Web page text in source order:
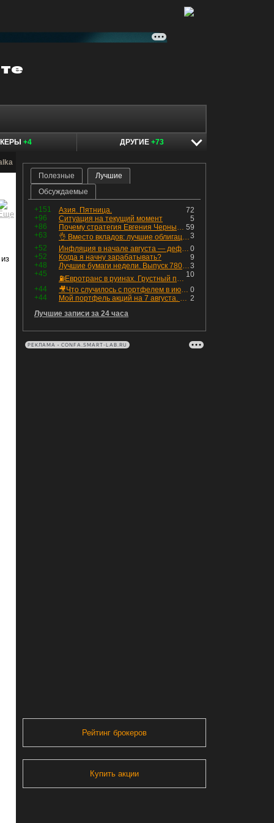
+4 ДРУГИЕ +73
Полезные
Лучшие
Обсуждаемые
+151 72
Азия. Пятница.
+96
5
Ситуация на текущий момент
+86
59
Почему стратегия Евгения Черных приведет вас к убыткам в 2026 году
+63
3
👌 Вместо вкладов: лучшие облигации — только супер надёжные
+52
0
Инфляция в начале августа — дефляция из-за топлива и плодоовощной корзины, но услуги продолжают дорожать, а рубль начал ослабевать.
+52
9
Когда я начну зарабатывать?
+48
3
Лучшие бумаги недели. Выпуск 780 – обновления для пятницы
+45
10
⛽️Евротранс в руинах. Грустный пост😶😞 Что изменилось в облигациях?
+44
0
🎥Что случилось с портфелем в июле - честный разбор / Инвестировать Просто
+44
2
Мой портфель акций на 7 августа. Покупки активов и реинвестирование дивидендов. Создание пассивного дохода
Лучшие записи за 24 часа
РЕКЛАМА • CONFA.SMART-LAB.RU
Рейтинг брокеров
Купить акции